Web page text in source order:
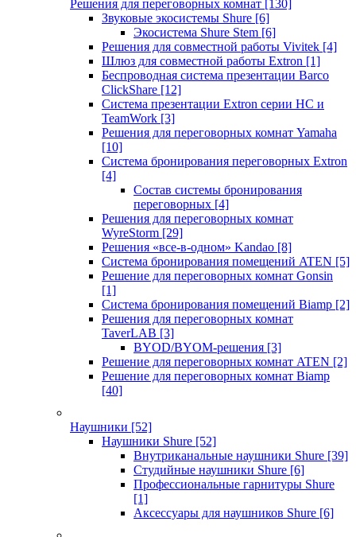
Решения для переговорных комнат [130]
Звуковые экосистемы Shure [6]
Экосистема Shure Stem [6]
Решения для совместной работы Vivitek [4]
Шлюз для совместной работы Extron [1]
Беспроводная система презентации Barco
ClickShare [12]
Система презентации Extron серии HC и
TeamWork [3]
Решения для переговорных комнат Yamaha
[10]
Система бронирования переговорных Extron
[4]
Состав системы бронирования
переговорных [4]
Решения для переговорных комнат
WyreStorm [29]
Решения «все-в-одном» Kandao [8]
Система бронирования помещений ATEN [5]
Решение для переговорных комнат Gonsin
[1]
Система бронирования помещений Biamp [2]
Решения для переговорных комнат
TaverLAB [3]
BYOD/BYOM-решения [3]
Решение для переговорных комнат ATEN [2]
Решение для переговорных комнат Biamp
[40]
Наушники [52]
Наушники Shure [52]
Внутриканальные наушники Shure [39]
Студийные наушники Shure [6]
Профессиональные гарнитуры Shure
[1]
Аксессуары для наушников Shure [6]